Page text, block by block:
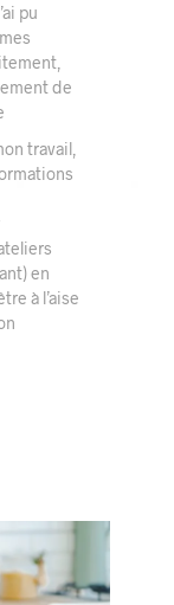
pu
de
travail,
en
à l’aise